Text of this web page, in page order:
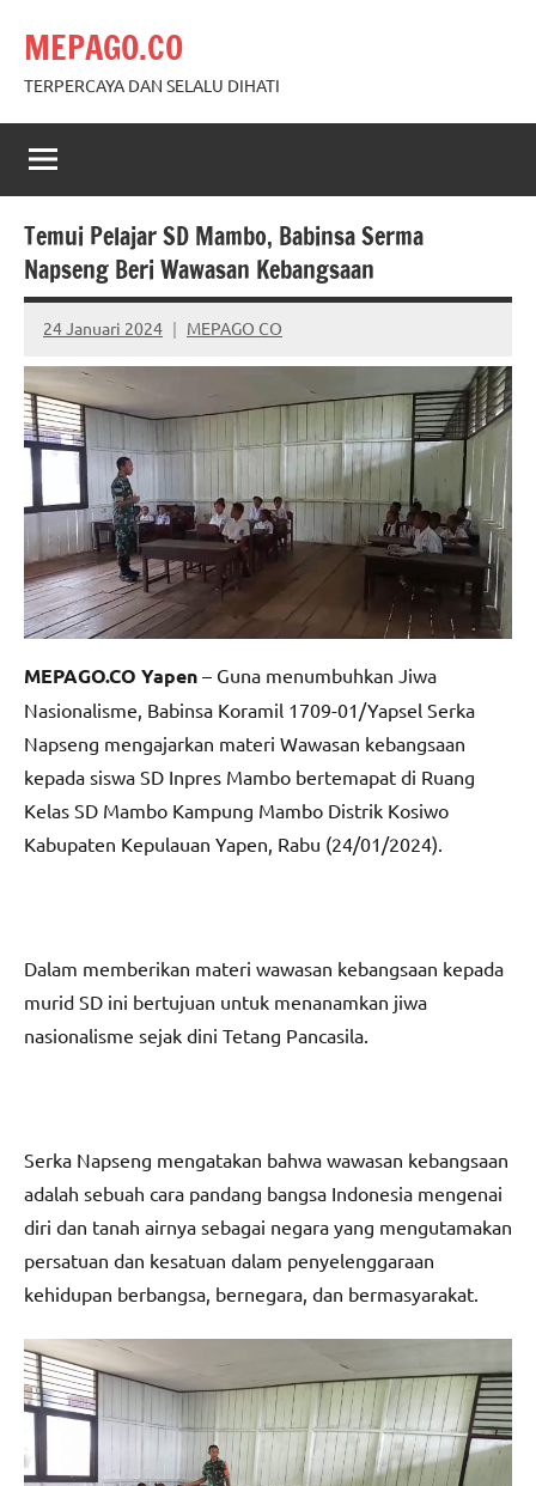
content
MEPAGO.CO
TERPERCAYA DAN SELALU DIHATI
Temui Pelajar SD Mambo, Babinsa Serma
Napseng Beri Wawasan Kebangsaan
24 Januari 2024 MEPAGO CO
No
comments
MEPAGO.CO Yapen – Guna menumbuhkan Jiwa
Nasionalisme, Babinsa Koramil 1709-01/Yapsel Serka
Napseng mengajarkan materi Wawasan kebangsaan
kepada siswa SD Inpres Mambo bertemapat di Ruang
Kelas SD Mambo Kampung Mambo Distrik Kosiwo
Kabupaten Kepulauan Yapen, Rabu (24/01/2024).
Dalam memberikan materi wawasan kebangsaan kepada
murid SD ini bertujuan untuk menanamkan jiwa
nasionalisme sejak dini Tetang Pancasila.
Serka Napseng mengatakan bahwa wawasan kebangsaan
adalah sebuah cara pandang bangsa Indonesia mengenai
diri dan tanah airnya sebagai negara yang mengutamakan
persatuan dan kesatuan dalam penyelenggaraan
kehidupan berbangsa, bernegara, dan bermasyarakat.